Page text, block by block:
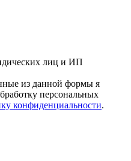
лиц и ИП
из данной формы я
персональных
конфиденциальности.